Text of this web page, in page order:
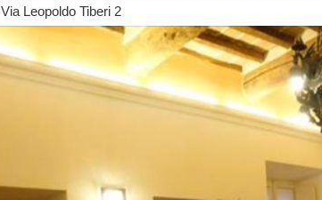
Via Leopoldo Tiberi 2